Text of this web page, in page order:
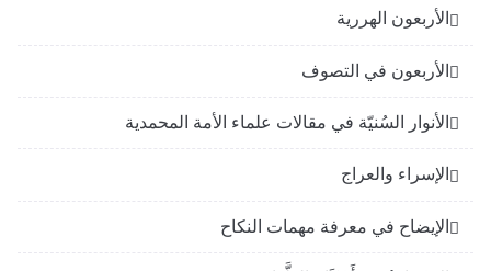
الأربعون الهررية
الأربعون في التصوف
الأنوار السُنيّة في مقالات علماء الأمة المحمدية
الإسراء والعراج
الإيضاح في معرفة مهمات النكاح